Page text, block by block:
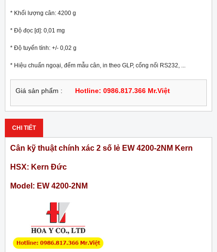
* Khối lượng cân: 4200 g
* Độ đọc [d]: 0,01 mg
* Độ tuyến tính: +/- 0,02 g
* Hiệu chuẩn ngoại, đếm mẫu cân, in theo GLP, cổng nối RS232, ...
Giá sản phẩm : Hotline: 0986.817.366 Mr.Việt
CHI TIẾT
Cân kỹ thuật chính xác 2 số lẻ EW 4200-2NM Kern
HSX: Kern Đức
Model: EW 4200-2NM